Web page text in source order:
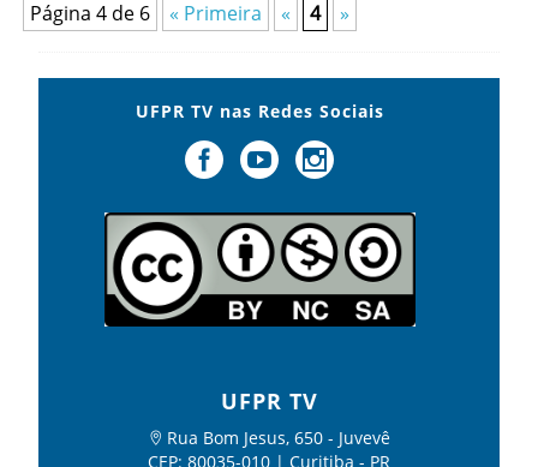
Página 4 de 6 « Primeira « 4 »
UFPR TV nas Redes Sociais
UFPR TV
Rua Bom Jesus, 650 - Juvevê
CEP: 80035-010 | Curitiba - PR